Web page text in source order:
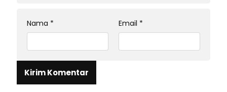
Nama * Email *